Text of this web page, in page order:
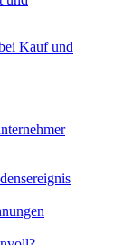
Kauf und